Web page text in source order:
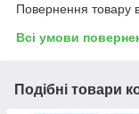
Повернення товару
Всі умови
Подібні товари